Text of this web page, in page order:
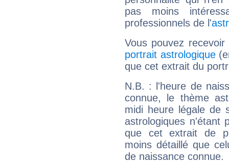
pas moins
professionnels de l'
Vous pouvez
portrait astrologique
que cet extrait du
N.B. : l'heure de
connue, le thème
midi heure légale de
astrologiques n'étant
que cet extrait de
moins détaillé que
de naissance connue.